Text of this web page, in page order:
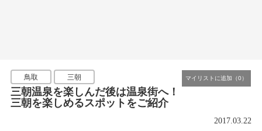
鳥取 三朝
三朝温泉を楽しんだ後は温泉街へ！
三朝を楽しめるスポットをご紹介
2017.03.22